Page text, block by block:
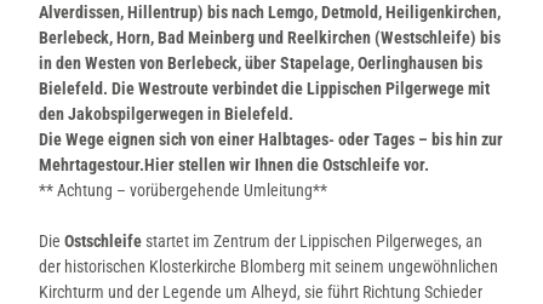
Alverdissen, Hillentrup) bis nach Lemgo, Detmold, Heiligenkirchen,
Berlebeck, Horn, Bad Meinberg und Reelkirchen (Westschleife) bis
in den Westen von Berlebeck, über Stapelage, Oerlinghausen bis
Bielefeld. DieWestrouteverbindet die Lippischen Pilgerwege mit
den Jakobspilgerwegen in Bielefeld.
Die Wege eignen sich von einer Halbtages- oder Tages – bis hin zur
Mehrtagestour.Hier stellen wir Ihnen die Ostschleife vor.
** Achtung – vorübergehende Umleitung**
Die Ostschleife startet im Zentrum der Lippischen Pilgerweges, an
der historischen Klosterkirche Blomberg mit seinem ungewöhnlichen
Kirchturm und der Legende um Alheyd, sie führt Richtung Schieder